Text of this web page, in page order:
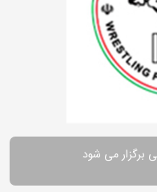
برگزار می شود